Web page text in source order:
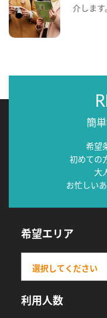
介します。
簡
希望
初めての
大
お忙しい
希望エリア
利用人数